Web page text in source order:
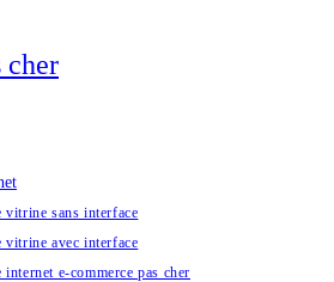
cher
vitrine sans interface
vitrine avec interface
e-commerce pas cher